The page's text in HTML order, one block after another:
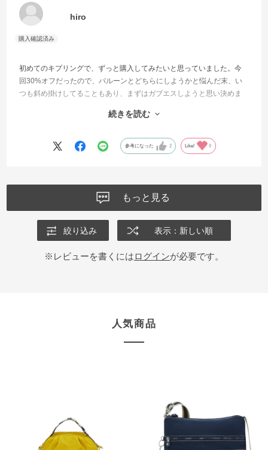
hiro
初めてのキプリングで、ずっと購入してみたいと思っていました。今
回30%オフだったので、バルーンとどちらにしようかと悩んだ末、い
つも斜め掛けしてることもあり、まずはガブエスしようと思い決めま
軽いうえに、たくさん入るので、これにして本当によかったと思いま
持ち手も差し色になるので、よかったです。
とてもよい買い物ができました。
続きを読む
参考になった 2 Like! 0
もっと見る
絞り込み 表示：新しい順
※レビューを書くにはログインが必要です。
人気商品